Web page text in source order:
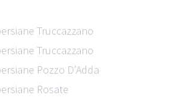
Truccazzano
Truccazzano
Pozzo D’Adda
Rosate